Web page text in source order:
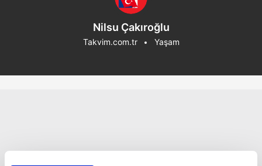
Nilsu Çakıroğlu
Takvim.com.tr Yaşam